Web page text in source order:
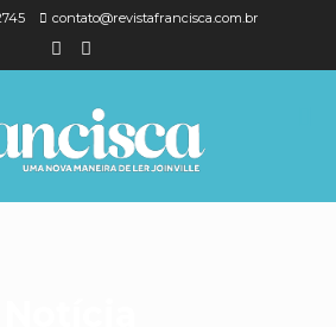
contato@revistafrancisca.com.br